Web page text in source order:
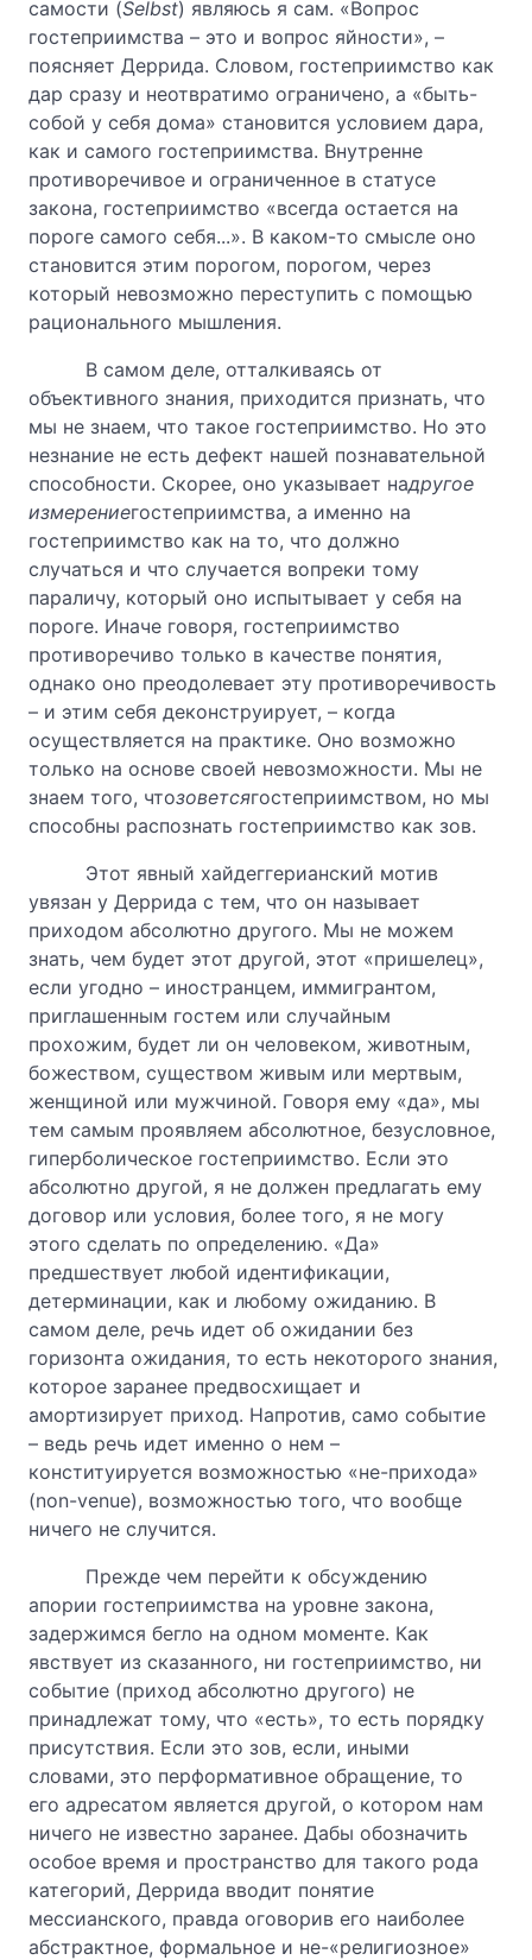
самости (Selbst) являюсь я сам. «Вопрос
гостеприимства – это и вопрос яйности», –
поясняет Деррида. Словом, гостеприимство как
дар сразу и неотвратимо ограничено, а «быть-
собой у себя дома» становится условием дара,
как и самого гостеприимства. Внутренне
противоречивое и ограниченное в статусе
закона, гостеприимство «всегда остается на
пороге самого себя...». В каком-то смысле оно
становится этим порогом, порогом, через
который невозможно переступить с помощью
рационального мышления.
В самом деле, отталкиваясь от
объективного знания, приходится признать, что
мы не знаем, что такое гостеприимство. Но это
незнание не есть дефект нашей познавательной
способности. Скорее, оно указывает надругое
измерениегостеприимства, а именно на
гостеприимство как на то, что должно
случаться и что случается вопреки тому
параличу, который оно испытывает у себя на
пороге. Иначе говоря, гостеприимство
противоречиво только в качестве понятия,
однако оно преодолевает эту противоречивость
– и этим себя деконструирует, – когда
осуществляется на практике. Оно возможно
только на основе своей невозможности. Мы не
знаем того, чтозоветсягостеприимством, но мы
способны распознать гостеприимство как зов.
Этот явный хайдеггерианский мотив
увязан у Деррида с тем, что он называет
приходом абсолютно другого. Мы не можем
знать, чем будет этот другой, этот «пришелец»,
если угодно – иностранцем, иммигрантом,
приглашенным гостем или случайным
прохожим, будет ли он человеком, животным,
божеством, существом живым или мертвым,
женщиной или мужчиной. Говоря ему «да», мы
тем самым проявляем абсолютное, безусловное,
гиперболическое гостеприимство. Если это
абсолютно другой, я не должен предлагать ему
договор или условия, более того, я не могу
этого сделать по определению. «Да»
предшествует любой идентификации,
детерминации, как и любому ожиданию. В
самом деле, речь идет об ожидании без
горизонта ожидания, то есть некоторого знания,
которое заранее предвосхищает и
амортизирует приход. Напротив, само событие
– ведь речь идет именно о нем –
конституируется возможностью «не-прихода»
(non-venue), возможностью того, что вообще
ничего не случится.
Прежде чем перейти к обсуждению
апории гостеприимства на уровне закона,
задержимся бегло на одном моменте. Как
явствует из сказанного, ни гостеприимство, ни
событие (приход абсолютно другого) не
принадлежат тому, что «есть», то есть порядку
присутствия. Если это зов, если, иными
словами, это перформативное обращение, то
его адресатом является другой, о котором нам
ничего не известно заранее. Дабы обозначить
особое время и пространство для такого рода
категорий, Деррида вводит понятие
мессианского, правда оговорив его наиболее
абстрактное, формальное и не-«религиозное»